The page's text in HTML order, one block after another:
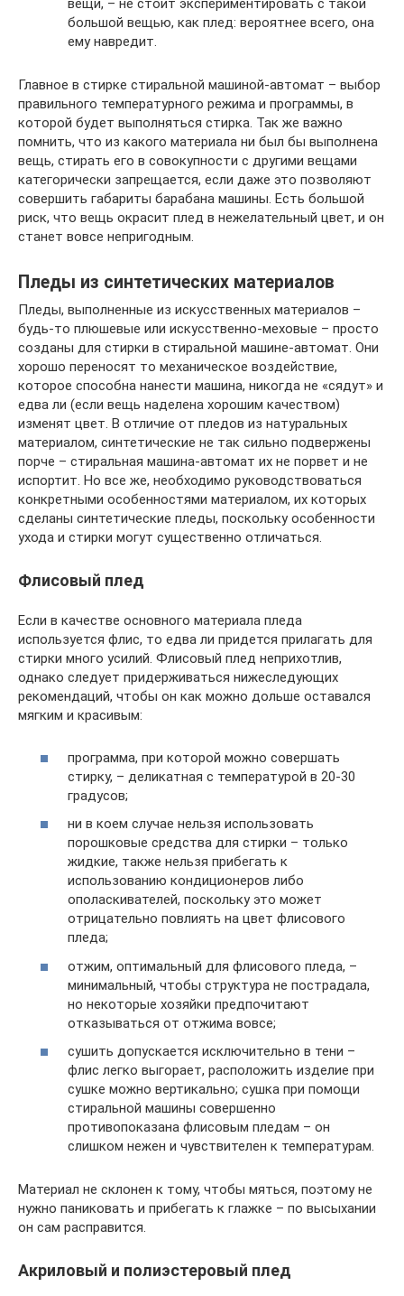
вещи, – не стоит экспериментировать с такой
большой вещью, как плед: вероятнее всего, она
ему навредит.
Главное в стирке стиральной машиной-автомат – выбор
правильного температурного режима и программы, в
которой будет выполняться стирка. Так же важно
помнить, что из какого материала ни был бы выполнена
вещь, стирать его в совокупности с другими вещами
категорически запрещается, если даже это позволяют
совершить габариты барабана машины. Есть большой
риск, что вещь окрасит плед в нежелательный цвет, и он
станет вовсе непригодным.
Пледы из синтетических материалов
Пледы, выполненные из искусственных материалов –
будь-то плюшевые или искусственно-меховые – просто
созданы для стирки в стиральной машине-автомат. Они
хорошо переносят то механическое воздействие,
которое способна нанести машина, никогда не «сядут» и
едва ли (если вещь наделена хорошим качеством)
изменят цвет. В отличие от пледов из натуральных
материалом, синтетические не так сильно подвержены
порче – стиральная машина-автомат их не порвет и не
испортит. Но все же, необходимо руководствоваться
конкретными особенностями материалом, их которых
сделаны синтетические пледы, поскольку особенности
ухода и стирки могут существенно отличаться.
Флисовый плед
Если в качестве основного материала пледа
используется флис, то едва ли придется прилагать для
стирки много усилий. Флисовый плед неприхотлив,
однако следует придерживаться нижеследующих
рекомендаций, чтобы он как можно дольше оставался
мягким и красивым:
программа, при которой можно совершать
стирку, – деликатная с температурой в 20-30
градусов;
ни в коем случае нельзя использовать
порошковые средства для стирки – только
жидкие, также нельзя прибегать к
использованию кондиционеров либо
ополаскивателей, поскольку это может
отрицательно повлиять на цвет флисового
пледа;
отжим, оптимальный для флисового пледа, –
минимальный, чтобы структура не пострадала,
но некоторые хозяйки предпочитают
отказываться от отжима вовсе;
сушить допускается исключительно в тени –
флис легко выгорает, расположить изделие при
сушке можно вертикально; сушка при помощи
стиральной машины совершенно
противопоказана флисовым пледам – он
слишком нежен и чувствителен к температурам.
Материал не склонен к тому, чтобы мяться, поэтому не
нужно паниковать и прибегать к глажке – по высыхании
он сам расправится.
Акриловый и полиэстеровый плед